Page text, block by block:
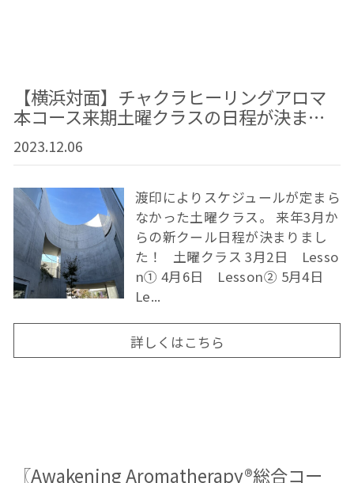
【横浜対面】チャクラヒーリングアロマ
本コース来期土曜クラスの日程が決ま…
2023.12.06
渡印によりスケジュールが定まら
なかった土曜クラス。 来年3月か
らの新クール日程が決まりまし
た！ 土曜クラス 3月2日 Lesso
n① 4月6日 Lesson② 5月4日
Le...
詳しくはこちら
〖Awakening Aromatherapy®総合コー